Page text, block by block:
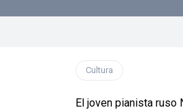
Cultura
El joven pianista ruso